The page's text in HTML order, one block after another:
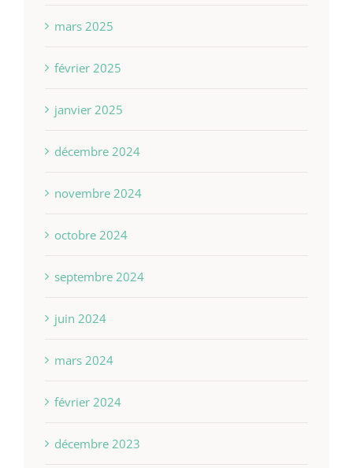
mars 2025
février 2025
janvier 2025
décembre 2024
novembre 2024
octobre 2024
septembre 2024
juin 2024
mars 2024
février 2024
décembre 2023